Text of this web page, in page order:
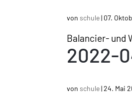
von schule| 07.
Balancier- und
2022-
von schule|24. Mai